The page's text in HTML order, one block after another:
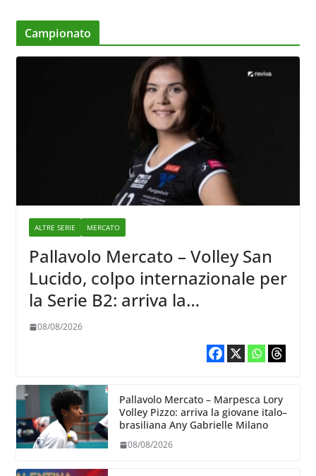
Campionato
ALTRE SERIE MERCATO
Pallavolo Mercato – Volley San
Lucido, colpo internazionale per
la Serie B2: arriva la
schiacciatrice lettone Kristine
08/08/2026
Pallavolo Mercato – Marpesca Lory
Volley Pizzo: arriva la giovane italo–
brasiliana Any Gabrielle Milano
08/08/2026